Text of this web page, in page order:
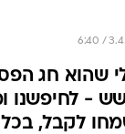
שהוא חג
- לחיפשנו
לקבל, בכל